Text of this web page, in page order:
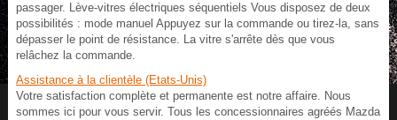
passager. Lève-vitres électriques séquentiels Vous disposez de deux
possibilités : mode manuel Appuyez sur la commande ou tirez-la, sans
dépasser le point de résistance. La vitre s'arrête dès que vous
relâchez la commande.
Assistance à la clientèle (Etats-Unis)
Votre satisfaction complète et permanente est notre affaire. Nous
sommes ici pour vous servir. Tous les concessionnaires agréés Mazda